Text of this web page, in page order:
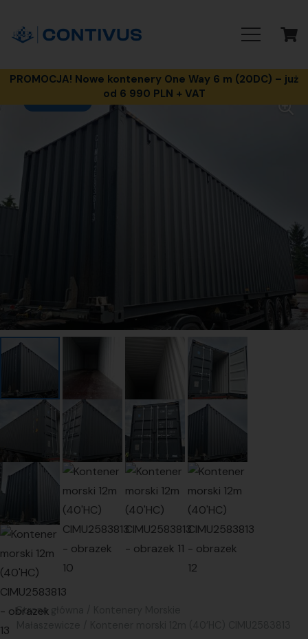
PROMOCJA! Nowe kontenery One Way 6 m (20DC) – już
od 6 990 PLN + VAT
Strona główna